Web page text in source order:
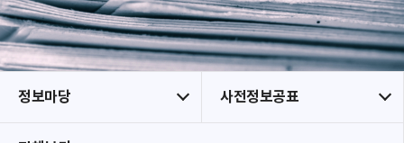
정보마당 사전정보공표